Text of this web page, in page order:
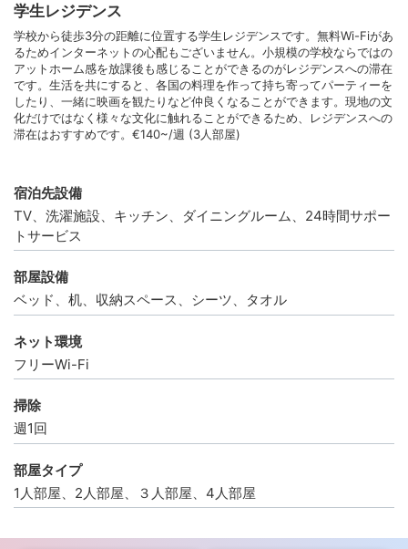
学生レジデンス
学校から徒歩3分の距離に位置する学生レジデンスです。無料Wi-Fiがあ
るためインターネットの心配もございません。小規模の学校ならではの
アットホーム感を放課後も感じることができるのがレジデンスへの滞在
です。生活を共にすると、各国の料理を作って持ち寄ってパーティーを
したり、一緒に映画を観たりなど仲良くなることができます。現地の文
化だけではなく様々な文化に触れることができるため、レジデンスへの
滞在はおすすめです。€140~/週 (3人部屋)
宿泊先設備
TV、洗濯施設、キッチン、ダイニングルーム、24時間サポー
トサービス
部屋設備
ベッド、机、収納スペース、シーツ、タオル
ネット環境
フリーWi-Fi
掃除
週1回
部屋タイプ
1人部屋、2人部屋、３人部屋、4人部屋